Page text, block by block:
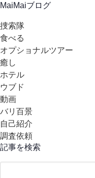
MaiMaiブログ
捜索隊
食べる
オプショナルツアー
癒し
ホテル
ウブド
動画
バリ百景
自己紹介
調査依頼
記事を検索